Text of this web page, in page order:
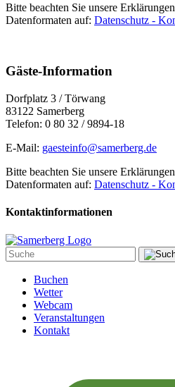
Bitte beachten Sie unsere
Datenformaten auf: Datenschutz -
Gäste-Information
Dorfplatz 3 / Törwang
83122 Samerberg
Telefon: 0 80 32 / 9894-18
E-Mail: gaesteinfo@samerberg.de
Bitte beachten Sie unsere
Datenformaten auf: Datenschutz -
Kontaktinformationen
Buchen
Wetter
Webcam
Veranstaltungen
Kontakt